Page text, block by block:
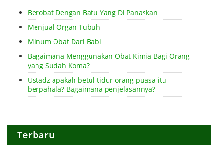
Berobat Dengan Batu Yang Di Panaskan
Menjual Organ Tubuh
Minum Obat Dari Babi
Bagaimana Menggunakan Obat Kimia Bagi Orang
yang Sudah Koma?
Ustadz apakah betul tidur orang puasa itu
berpahala? Bagaimana penjelasannya?
Terbaru